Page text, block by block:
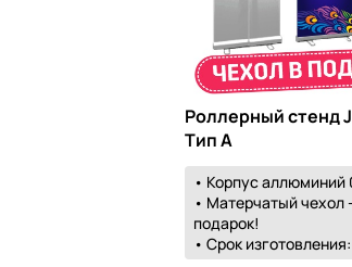
Роллерный стенд
Тип А
• Корпус аллюминий
• Матерчатый чехол
подарок!
• Срок